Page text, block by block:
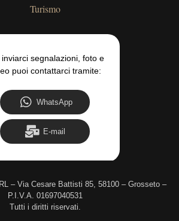
Turismo
inviarci segnalazioni, foto e
puoi contattarci tramite:
WhatsApp
E-mail
– Via Cesare Battisti 85, 58100 – Grosseto –
P.I.V.A. 01697040531
Tutti i diritti riservati.